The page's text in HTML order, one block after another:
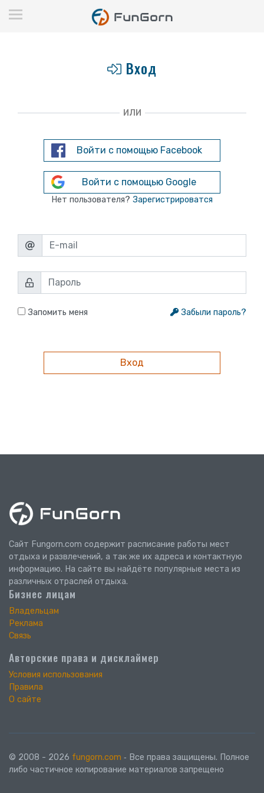
Вход
ИЛИ
Войти с помощью Facebook
Войти с помощью Google
Нет пользователя? Зарегистрироватся
Запомить меня Забыли пароль?
Сайт Fungorn.com содержит расписание работы мест
отдыха и развлечений, а так же их адреса и контактную
информацию. На сайте вы найдёте популярные места из
различных отраслей отдыха.
Бизнес лицам
Владельцам
Реклама
Связь
Авторские права и дисклаймер
Условия использования
Правила
О сайте
© 2008 - 2026 fungorn.com ‐ Все права защищены. Полное
либо частичное копирование материалов запрещено